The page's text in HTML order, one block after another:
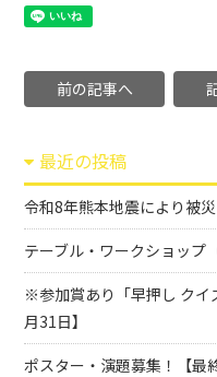
前の記事へ
最近の投稿
令和8年熊本地震により被
テーブル・ワークショップ
※参加賞あり「早押し クイ
月31日】
ポスター・演題募集！【最